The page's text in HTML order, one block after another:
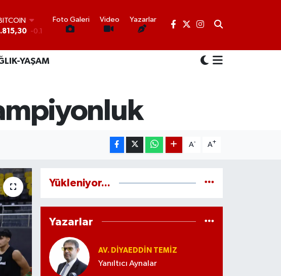
DOLAR
0.18
-14
Foto Galeri Video Yazarlar
YAŞAM
A- A+
Yükleniyor...
Yazarlar
AV. DIYAEDDIN TEMIZ
Yanıltıcı Aynalar